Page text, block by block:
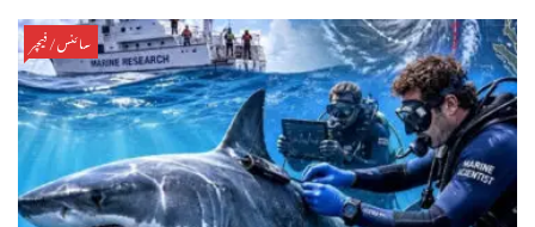
سائنس/فیچر